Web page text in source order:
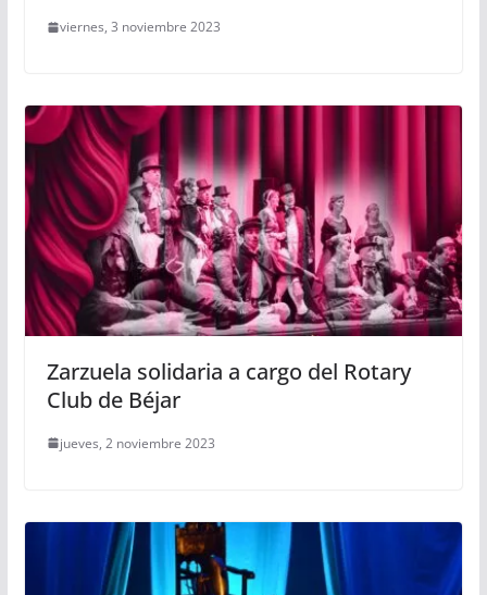
viernes, 3 noviembre 2023
Zarzuela solidaria a cargo del Rotary
Club de Béjar
jueves, 2 noviembre 2023